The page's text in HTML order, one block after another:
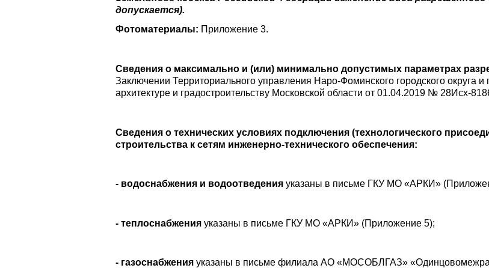
допускается).
Фотоматериалы: Приложение 3.
Сведения о максимально и (или) минимально допустимых параметрах
Заключении Территориального управления Наро-Фоминского городского округа
архитектуре и градостроительству Московской области от 01.04.2019 № 28Исх-
Сведения о технических условиях подключения (технологического
строительства к сетям инженерно-технического обеспечения:
- водоснабжения и водоотведения указаны в письме ГКУ МО «АРКИ»
- теплоснабжения указаны в письме ГКУ МО «АРКИ» (Приложение 5);
- газоснабжения указаны в письме филиала АО «МОСОБЛГАЗ»